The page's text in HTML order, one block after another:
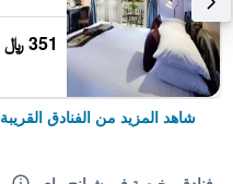
351 ﷼
شاهد المزيد من الفنادق القريبة